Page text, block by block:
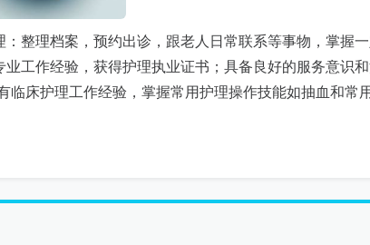
：整理档案，预约出诊，跟老人日常联系等事物，掌握
业工作经验，获得护理执业证书；具备良好的服务意识
临床护理工作经验，掌握常用护理操作技能如抽血和常